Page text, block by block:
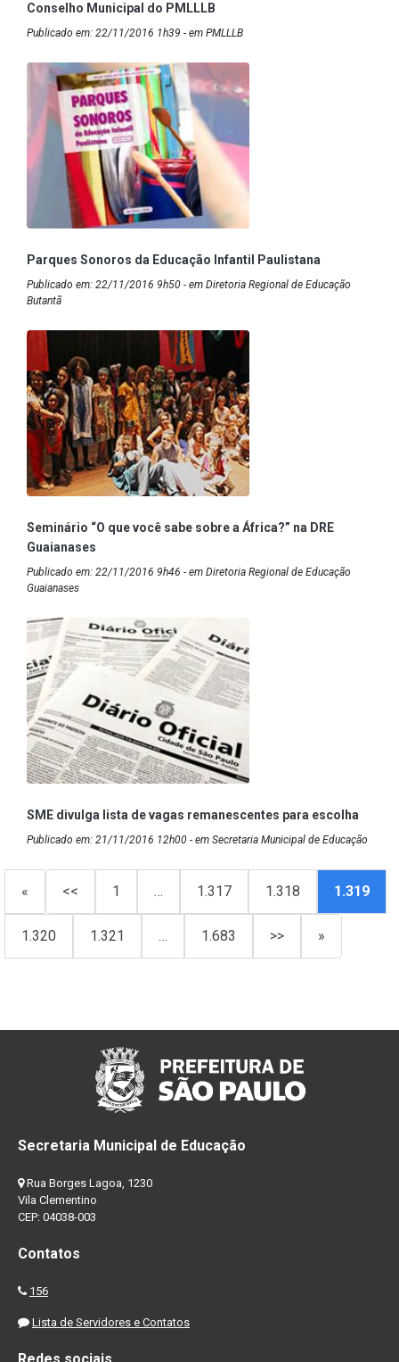
Conselho Municipal do PMLLLB
Publicado em: 22/11/2016 1h39 - em PMLLLB
Parques Sonoros da Educação Infantil Paulistana
Publicado em: 22/11/2016 9h50 - em Diretoria Regional de Educação
Butantã
Seminário “O que você sabe sobre a África?” na DRE
Guaianases
Publicado em: 22/11/2016 9h46 - em Diretoria Regional de Educação
Guaianases
SME divulga lista de vagas remanescentes para escolha
Publicado em: 21/11/2016 12h00 - em Secretaria Municipal de Educação
« << 1 … 1.317 1.318 1.319
1.320 1.321 … 1.683 >> »
Secretaria Municipal de Educação
Rua Borges Lagoa, 1230
Vila Clementino
CEP: 04038-003
Contatos
156
Lista de Servidores e Contatos